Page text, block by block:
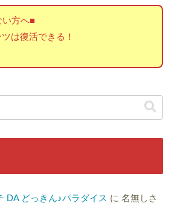
い方へ■
は復活できる！
どっきん♪パラダイス に 名無しさ